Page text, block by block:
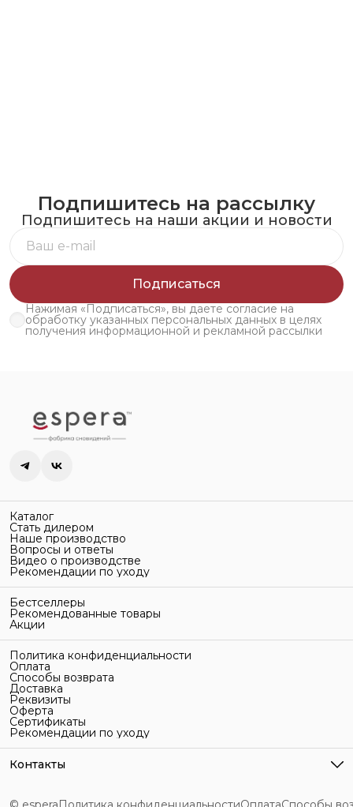
Подпишитесь на рассылку
Подпишитесь на наши акции и новости
Подписаться
Нажимая «Подписаться», вы даете согласие на
обработку указанных персональных данных в целях
получения информационной и рекламной рассылки
Каталог
Стать дилером
Наше производство
Вопросы и ответы
Видео о производстве
Рекомендации по уходу
Бестселлеры
Рекомендованные товары
Акции
Политика конфиденциальности
Оплата
Способы возврата
Доставка
Реквизиты
Оферта
Сертификаты
Рекомендации по уходу
Контакты